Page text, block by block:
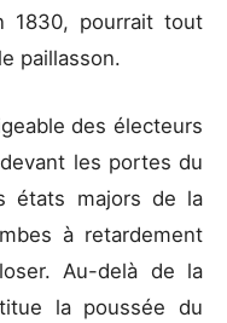
1830, pourrait tout
paillasson.
des électeurs
les portes du
états majors de la
à retardement
Au-delà de la
la poussée du